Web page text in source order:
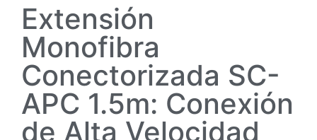
Extensión
Monofibra
Conectorizada SC-
APC 1.5m: Conexión
de Alta Velocidad